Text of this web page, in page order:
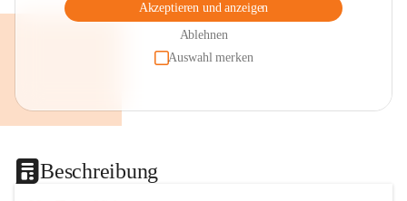
Akzeptieren und anzeigen
Ablehnen
Auswahl merken
Beschreibung